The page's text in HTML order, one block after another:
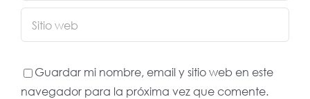
Guardar mi nombre, email y sitio web en este
navegador para la próxima vez que comente.